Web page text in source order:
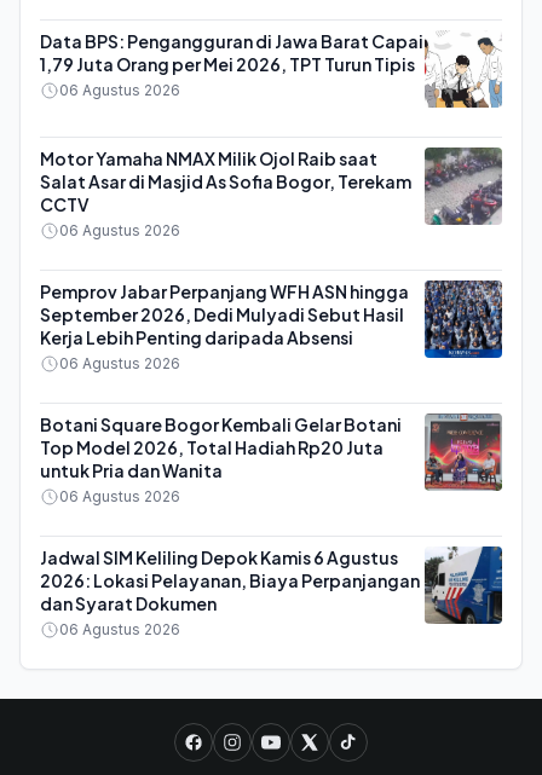
Data BPS: Pengangguran di Jawa Barat Capai
1,79 Juta Orang per Mei 2026, TPT Turun Tipis
06 Agustus 2026
Motor Yamaha NMAX Milik Ojol Raib saat
Salat Asar di Masjid As Sofia Bogor, Terekam
CCTV
06 Agustus 2026
Pemprov Jabar Perpanjang WFH ASN hingga
September 2026, Dedi Mulyadi Sebut Hasil
Kerja Lebih Penting daripada Absensi
06 Agustus 2026
Botani Square Bogor Kembali Gelar Botani
Top Model 2026, Total Hadiah Rp20 Juta
untuk Pria dan Wanita
06 Agustus 2026
Jadwal SIM Keliling Depok Kamis 6 Agustus
2026: Lokasi Pelayanan, Biaya Perpanjangan
dan Syarat Dokumen
06 Agustus 2026